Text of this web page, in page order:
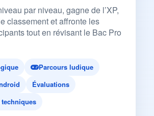
par niveau, gagne de l’XP,
classement et affronte les
tout en révisant le Bac Pro
Parcours ludique
Évaluations